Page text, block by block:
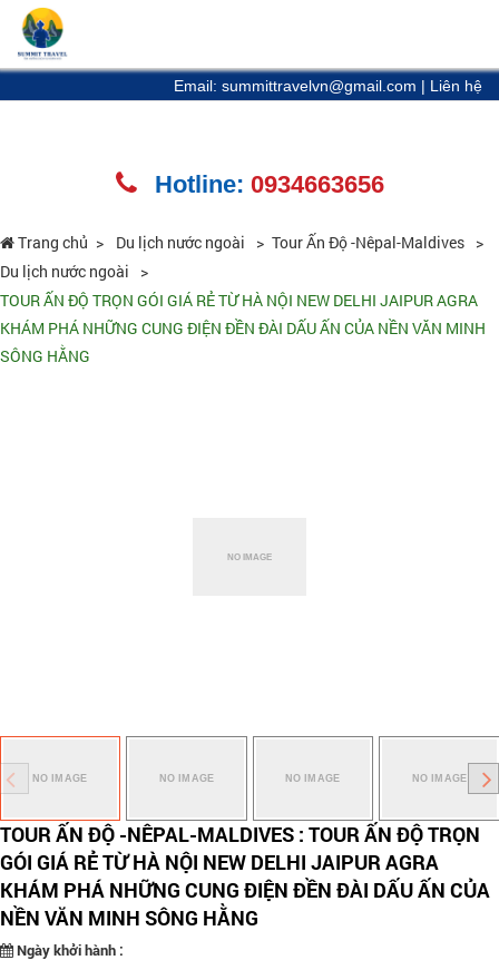
Email: summittravelvn@gmail.com | Liên hệ
Hotline: 0934663656
Trang chủ Du lịch nước ngoài
Tour Ấn Độ -Nêpal-Maldives
Du lịch nước ngoài
TOUR ẤN ĐỘ TRỌN GÓI GIÁ RẺ TỪ HÀ NỘI NEW DELHI JAIPUR AGRA
KHÁM PHÁ NHỮNG CUNG ĐIỆN ĐỀN ĐÀI DẤU ẤN CỦA NỀN VĂN MINH
SÔNG HẰNG
TOUR ẤN ĐỘ -NÊPAL-MALDIVES : TOUR ẤN ĐỘ TRỌN
GÓI GIÁ RẺ TỪ HÀ NỘI NEW DELHI JAIPUR AGRA
KHÁM PHÁ NHỮNG CUNG ĐIỆN ĐỀN ĐÀI DẤU ẤN CỦA
NỀN VĂN MINH SÔNG HẰNG
Ngày khởi hành :